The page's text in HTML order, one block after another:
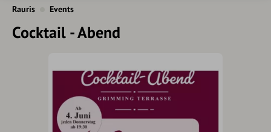
Rauris Events
Cocktail - Abend